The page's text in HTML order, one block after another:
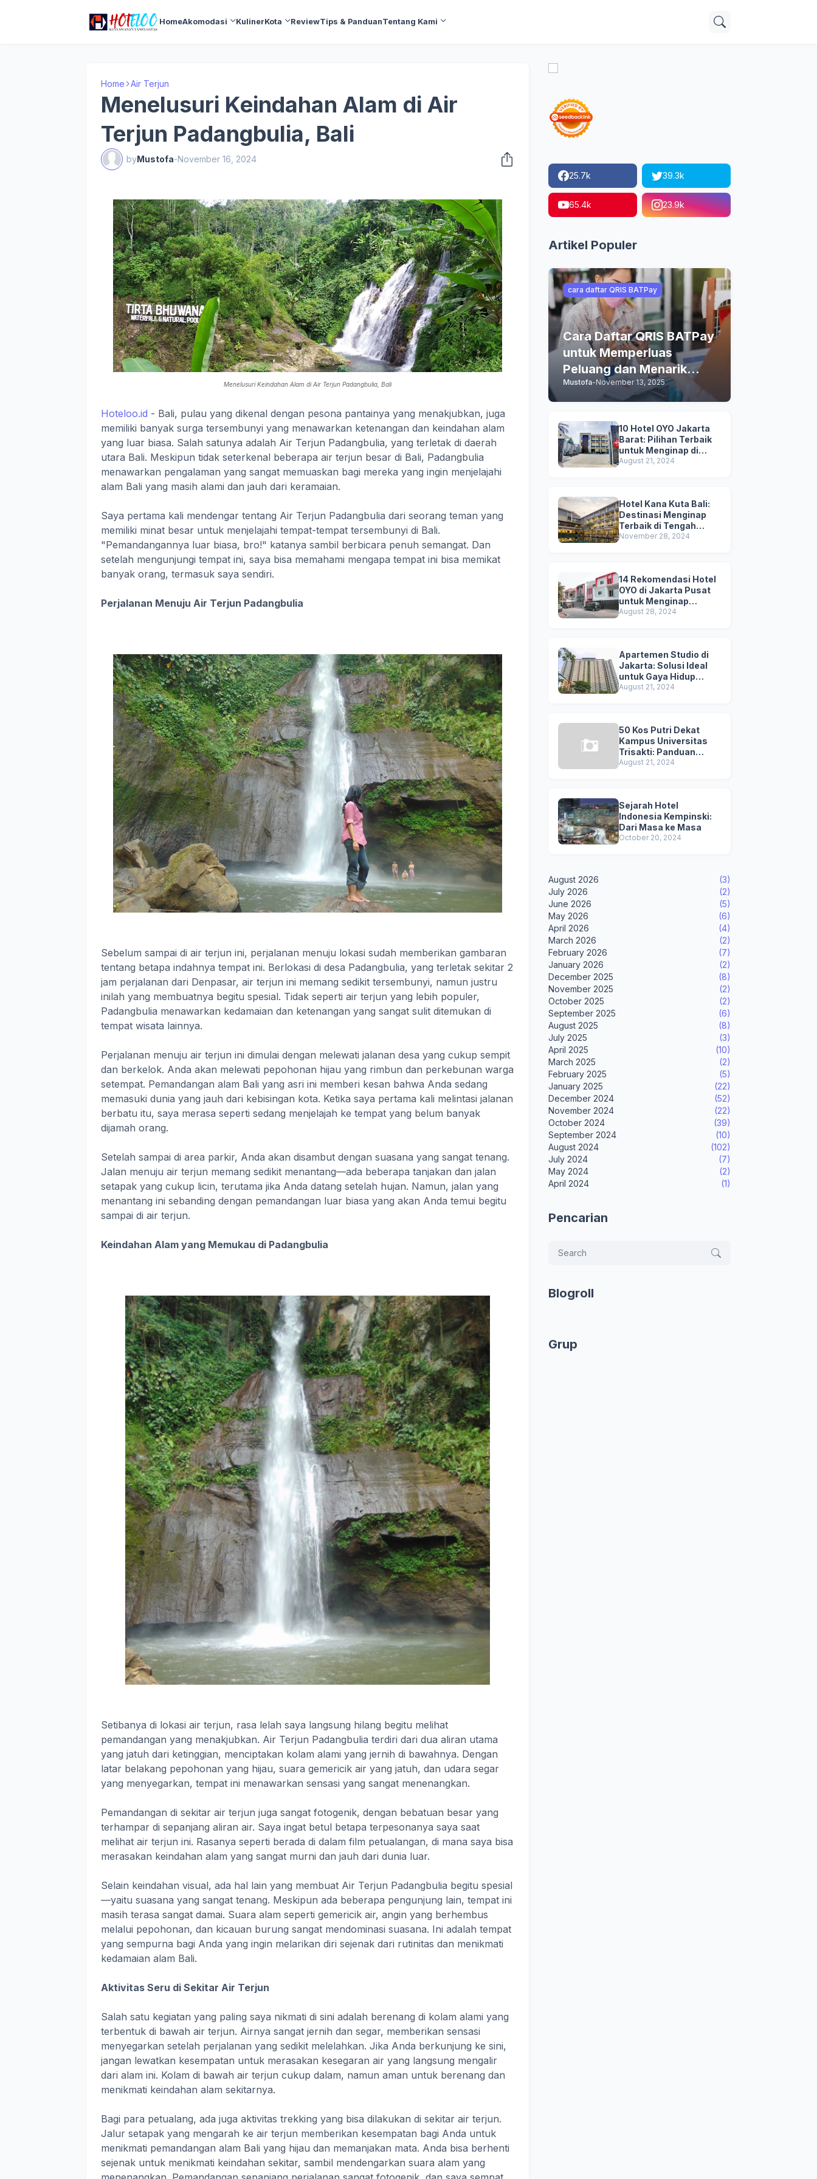
HomeAkomodasi KulinerKota ReviewTips & PanduanTentang Kami
Home Air Terjun
Menelusuri Keindahan Alam di Air
Terjun Padangbulia, Bali
byMustofa-November 16, 2024
Menelusuri Keindahan Alam di Air Terjun Padangbulia, Bali
Hoteloo.id - Bali, pulau yang dikenal dengan pesona pantainya yang menakjubkan, juga
memiliki banyak surga tersembunyi yang menawarkan ketenangan dan keindahan alam
yang luar biasa. Salah satunya adalah Air Terjun Padangbulia, yang terletak di daerah
utara Bali. Meskipun tidak seterkenal beberapa air terjun besar di Bali, Padangbulia
menawarkan pengalaman yang sangat memuaskan bagi mereka yang ingin menjelajahi
alam Bali yang masih alami dan jauh dari keramaian.
Saya pertama kali mendengar tentang Air Terjun Padangbulia dari seorang teman yang
memiliki minat besar untuk menjelajahi tempat-tempat tersembunyi di Bali.
"Pemandangannya luar biasa, bro!" katanya sambil berbicara penuh semangat. Dan
setelah mengunjungi tempat ini, saya bisa memahami mengapa tempat ini bisa memikat
banyak orang, termasuk saya sendiri.
Perjalanan Menuju Air Terjun Padangbulia
Sebelum sampai di air terjun ini, perjalanan menuju lokasi sudah memberikan gambaran
tentang betapa indahnya tempat ini. Berlokasi di desa Padangbulia, yang terletak sekitar 2
jam perjalanan dari Denpasar, air terjun ini memang sedikit tersembunyi, namun justru
inilah yang membuatnya begitu spesial. Tidak seperti air terjun yang lebih populer,
Padangbulia menawarkan kedamaian dan ketenangan yang sangat sulit ditemukan di
tempat wisata lainnya.
Perjalanan menuju air terjun ini dimulai dengan melewati jalanan desa yang cukup sempit
dan berkelok. Anda akan melewati pepohonan hijau yang rimbun dan perkebunan warga
setempat. Pemandangan alam Bali yang asri ini memberi kesan bahwa Anda sedang
memasuki dunia yang jauh dari kebisingan kota. Ketika saya pertama kali melintasi jalanan
berbatu itu, saya merasa seperti sedang menjelajah ke tempat yang belum banyak
dijamah orang.
Setelah sampai di area parkir, Anda akan disambut dengan suasana yang sangat tenang.
Jalan menuju air terjun memang sedikit menantang—ada beberapa tanjakan dan jalan
setapak yang cukup licin, terutama jika Anda datang setelah hujan. Namun, jalan yang
menantang ini sebanding dengan pemandangan luar biasa yang akan Anda temui begitu
sampai di air terjun.
Keindahan Alam yang Memukau di Padangbulia
Setibanya di lokasi air terjun, rasa lelah saya langsung hilang begitu melihat
pemandangan yang menakjubkan. Air Terjun Padangbulia terdiri dari dua aliran utama
yang jatuh dari ketinggian, menciptakan kolam alami yang jernih di bawahnya. Dengan
latar belakang pepohonan yang hijau, suara gemericik air yang jatuh, dan udara segar
yang menyegarkan, tempat ini menawarkan sensasi yang sangat menenangkan.
Pemandangan di sekitar air terjun juga sangat fotogenik, dengan bebatuan besar yang
terhampar di sepanjang aliran air. Saya ingat betul betapa terpesonanya saya saat
melihat air terjun ini. Rasanya seperti berada di dalam film petualangan, di mana saya bisa
merasakan keindahan alam yang sangat murni dan jauh dari dunia luar.
Selain keindahan visual, ada hal lain yang membuat Air Terjun Padangbulia begitu spesial
—yaitu suasana yang sangat tenang. Meskipun ada beberapa pengunjung lain, tempat ini
masih terasa sangat damai. Suara alam seperti gemericik air, angin yang berhembus
melalui pepohonan, dan kicauan burung sangat mendominasi suasana. Ini adalah tempat
yang sempurna bagi Anda yang ingin melarikan diri sejenak dari rutinitas dan menikmati
kedamaian alam Bali.
Aktivitas Seru di Sekitar Air Terjun
Salah satu kegiatan yang paling saya nikmati di sini adalah berenang di kolam alami yang
terbentuk di bawah air terjun. Airnya sangat jernih dan segar, memberikan sensasi
menyegarkan setelah perjalanan yang sedikit melelahkan. Jika Anda berkunjung ke sini,
jangan lewatkan kesempatan untuk merasakan kesegaran air yang langsung mengalir
dari alam ini. Kolam di bawah air terjun cukup dalam, namun aman untuk berenang dan
menikmati keindahan alam sekitarnya.
Bagi para petualang, ada juga aktivitas trekking yang bisa dilakukan di sekitar air terjun.
Jalur setapak yang mengarah ke air terjun memberikan kesempatan bagi Anda untuk
menikmati pemandangan alam Bali yang hijau dan memanjakan mata. Anda bisa berhenti
sejenak untuk menikmati keindahan sekitar, sambil mendengarkan suara alam yang
25.7k 39.3k
65.4k 23.9k
Artikel Populer
cara daftar QRIS BATPay
Cara Daftar QRIS BATPay
untuk Memperluas
Peluang dan Menarik
Lebih Banyak Pelanggan
Mustofa-November 13, 2025
10 Hotel OYO Jakarta
Barat: Pilihan Terbaik
untuk Menginap di
Jakarta
August 21, 2024
Hotel Kana Kuta Bali:
Destinasi Menginap
Terbaik di Tengah
Keramaian Hotel di Bali
November 28, 2024
14 Rekomendasi Hotel
OYO di Jakarta Pusat
untuk Menginap
Nyaman dan
August 28, 2024
Apartemen Studio di
Jakarta: Solusi Ideal
untuk Gaya Hidup
Dinamis
August 21, 2024
50 Kos Putri Dekat
Kampus Universitas
Trisakti: Panduan
Lengkap untuk
August 21, 2024
Sejarah Hotel
Indonesia Kempinski:
Dari Masa ke Masa
October 20, 2024
August 2026
(3)
July 2026
(2)
June 2026
(5)
May 2026
(6)
April 2026
(4)
March 2026
(2)
February 2026
(7)
January 2026
(2)
December 2025
(8)
November 2025
(2)
October 2025
(2)
September 2025
(6)
August 2025
(8)
July 2025
(3)
April 2025
(10)
March 2025
(2)
February 2025
(5)
January 2025
(22)
December 2024
(52)
November 2024
(22)
October 2024
(39)
September 2024
(10)
August 2024
(102)
July 2024
(7)
May 2024
(2)
April 2024
(1)
Pencarian
Blogroll
Grup